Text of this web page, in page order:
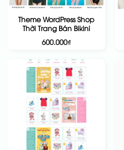
Theme WordPress Shop
Thời Trang Bán Bikini
600.000₫